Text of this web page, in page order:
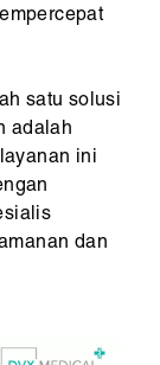
satu solusi
adalah
ini
dan